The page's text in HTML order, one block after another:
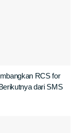
RCS for
dari SMS